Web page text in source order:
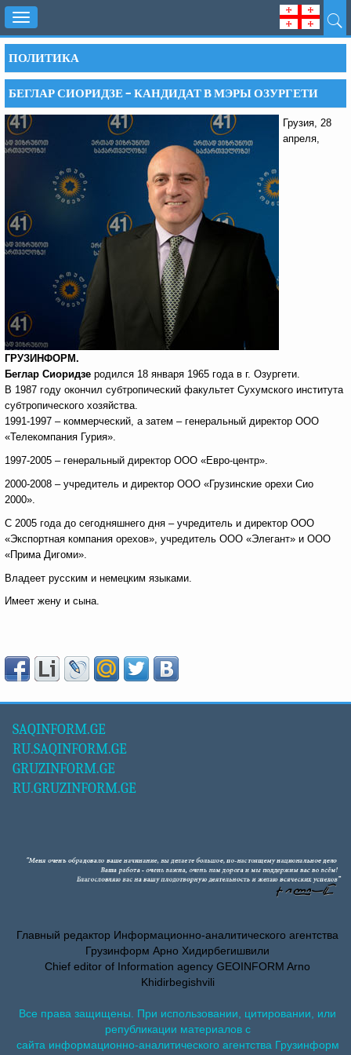
Toggle
navigation
ПОЛИТИКА
БЕГЛАР СИОРИДЗЕ – КАНДИДАТ В МЭРЫ ОЗУРГЕТИ
Грузия, 28
апреля,
ГРУЗИНФОРМ.
Беглар Сиоридзе родился 18 января 1965 года в г. Озургети.
В 1987 году окончил субтропический факультет Сухумского института
субтропического хозяйства.
1991-1997 – коммерческий, а затем – генеральный директор ООО
«Телекомпания Гурия».
1997-2005 – генеральный директор ООО «Евро-центр».
2000-2008 – учредитель и директор ООО «Грузинские орехи Сио
2000».
С 2005 года до сегодняшнего дня – учредитель и директор ООО
«Экспортная компания орехов», учредитель ООО «Элегант» и ООО
«Прима Дигоми».
Владеет русским и немецким языками.
Имеет жену и сына.
SAQINFORM.GE
RU.SAQINFORM.GE
GRUZINFORM.GE
RU.GRUZINFORM.GE
Главный редактор Информационно-аналитического агентства
Грузинформ Арно Хидирбегишвили
Chief editor of Information agency GEOINFORM Arno
Khidirbegishvili
Все права защищены. При использовании, цитировании, или
републикации материалов с
сайта информационно-аналитического агентства Грузинформ